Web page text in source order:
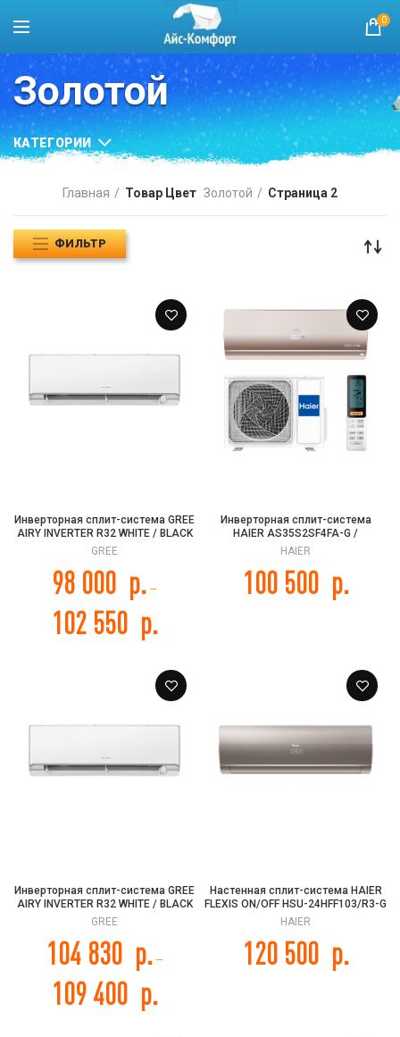
0
Золотой
КАТЕГОРИИ
Главная Товар Цвет Золотой Страница 2
ФИЛЬТР
Инверторная сплит-система GREE
AIRY INVERTER R32 WHITE / BLACK
/ GOLD, GWH09AVCXB-K6DNA1B
GREE
98 000 р. –
102 550 р.
Инверторная сплит-система
HAIER AS35S2SF4FA-G /
1U35S2SM4FA FLEXIS HEAT PUMP
HAIER
100 500 р.
Инверторная сплит-система GREE
AIRY INVERTER R32 WHITE / BLACK
/ GOLD, GWH12AVCXD-K6DNA1A
GREE
104 830 р.–
109 400 р.
Настенная сплит-система HAIER
FLEXIS ON/OFF HSU-24HFF103/R3-G
/ HSU-24HUF103/R3
HAIER
120 500 р.